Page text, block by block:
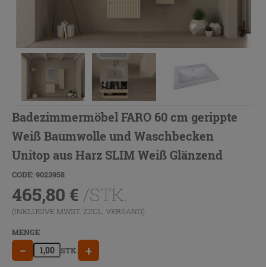
Badezimmermöbel FARO 60 cm gerippte
Weiß Baumwolle und Waschbecken
Unitop aus Harz SLIM Weiß Glänzend
CODE: 9023958
465,80 € /STK.
(INKLUSIVE MWST. ZZGL. VERSAND)
MENGE
− STK. +